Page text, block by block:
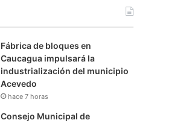
Fábrica de bloques en
Caucagua impulsará la
industrialización del municipio
Acevedo
hace 7 horas
Consejo Municipal de